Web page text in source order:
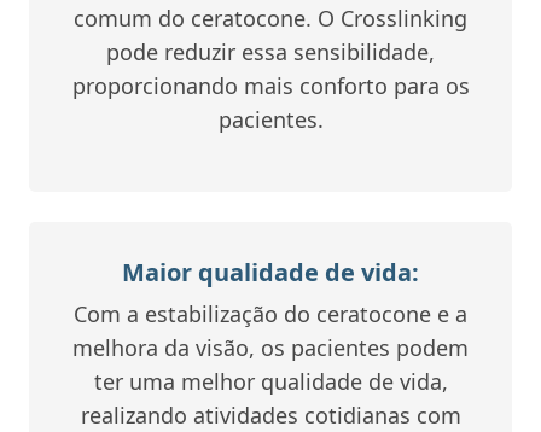
comum do ceratocone. O Crosslinking
pode reduzir essa sensibilidade,
proporcionando mais conforto para os
pacientes.
Maior qualidade de vida:
Com a estabilização do ceratocone e a
melhora da visão, os pacientes podem
ter uma melhor qualidade de vida,
realizando atividades cotidianas com